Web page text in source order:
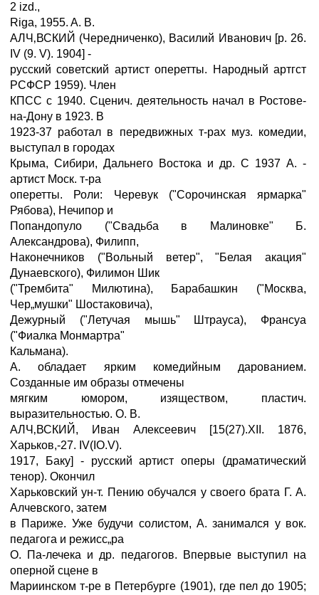
2 izd.,
Riga, 1955. A. B.
АЛЧ‚ВСКИЙ (Чередниченко), Василий Иванович [р. 26.
IV (9. V). 1904] -
русский советский артист оперетты. Народный артгст
РСФСР 1959). Член
КПСС с 1940. Сценич. деятельность начал в Ростове-
на-Дону в 1923. В
1923-37 работал в передвижных т-рах муз. комедии,
выступал в городах
Крыма, Сибири, Дальнего Востока и др. С 1937 А. -
артист Моск. т-ра
оперетты. Роли: Черевук ("Сорочинская ярмарка"
Рябова), Нечипор и
Попандопуло ("Свадьба в Малиновке" Б.
Александрова), Филипп,
Наконечников ("Вольный ветер", "Белая акация"
Дунаевского), Филимон Шик
("Трембита" Милютина), Барабашкин ("Москва,
Чер„мушки" Шостаковича),
Дежурный ("Летучая мышь" Штрауса), Франсуа
("Фиалка Монмартра"
Кальмана).
А. обладает ярким комедийным дарованием.
Созданные им образы отмечены
мягким юмором, изяществом, пластич.
выразительностью. О. В.
АЛЧ‚ВСКИЙ, Иван Алексеевич [15(27).XII. 1876,
Харьков,-27. IV(IO.V).
1917, Баку] - русский артист оперы (драматический
тенор). Окончил
Харьковский ун-т. Пению обучался у своего брата Г. А.
Алчевского, затем
в Париже. Уже будучи солистом, А. занимался у вок.
педагога и режисс„ра
О. Па-лечека и др. педагогов. Впервые выступил на
оперной сцене в
Мариинском т-ре в Петербурге (1901), где пел до 1905;